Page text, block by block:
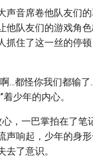
声音席卷他队友们
他队友们的游戏角
抓住了这一丝的停
...都怪你我们都输了
少年的内心。
心，一巴掌拍在了笔
声响起，少年的身
去了意识。